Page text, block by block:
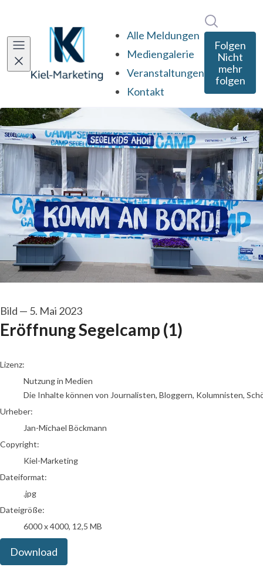
Alle Meldungen
Mediengalerie
Veranstaltungen
Kontakt
Folgen
Nicht
mehr
folgen
Bild — 5. Mai 2023
Eröffnung Segelcamp (1)
Jan-Michael Böckmann
Lizenz:
Nutzung in Medien
Die Inhalte können von Journalisten, Bloggern, Kolumnisten,
Urheber:
Jan-Michael Böckmann
Copyright:
Kiel-Marketing
Dateiformat:
.jpg
Dateigröße:
6000 x 4000, 12,5 MB
Download